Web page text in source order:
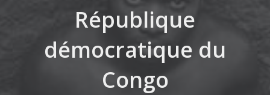
République
démocratique du
Congo